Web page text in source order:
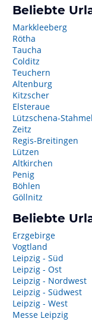
Beliebte
Markkleeberg
Rötha
Taucha
Colditz
Teuchern
Altenburg
Kitzscher
Elsteraue
Lützschena-
Zeitz
Regis-Breitingen
Lützen
Altkirchen
Penig
Böhlen
Göllnitz
Beliebte
Erzgebirge
Vogtland
Leipzig - Süd
Leipzig - Ost
Leipzig - Nordwest
Leipzig - Südwest
Leipzig - West
Messe Leipzig